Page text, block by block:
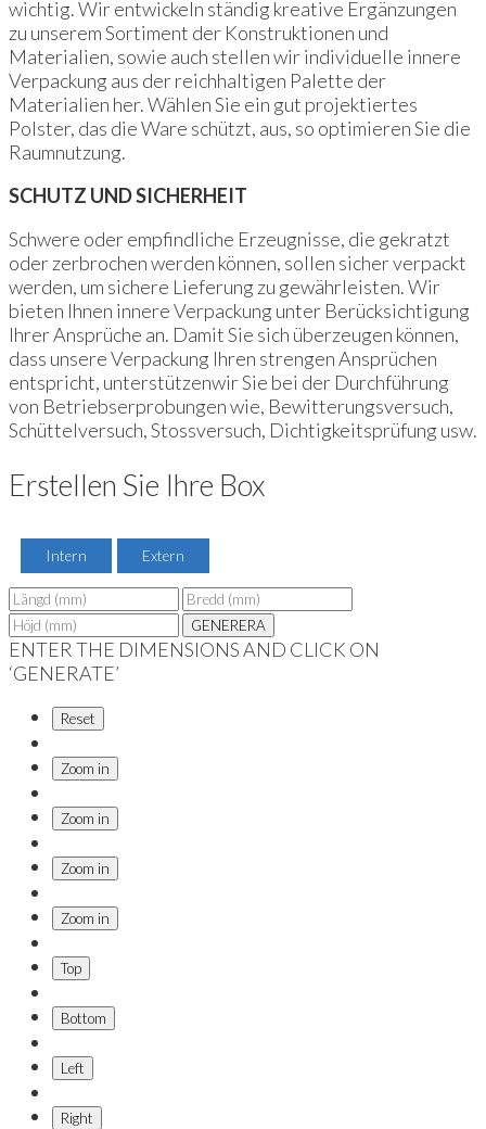
wichtig. Wir entwickeln ständig kreative Ergänzungen
zu unserem Sortiment der Konstruktionen und
Materialien, sowie auch stellen wir individuelle innere
Verpackung aus der reichhaltigen Palette der
Materialien her. Wählen Sie ein gut projektiertes
Polster, das die Ware schützt, aus, so optimieren Sie die
Raumnutzung.
SCHUTZ UND SICHERHEIT
Schwere oder empfindliche Erzeugnisse, die gekratzt
oder zerbrochen werden können, sollen sicher verpackt
werden, um sichere Lieferung zu gewährleisten. Wir
bieten Ihnen innere Verpackung unter Berücksichtigung
Ihrer Ansprüche an. Damit Sie sich überzeugen können,
dass unsere Verpackung Ihren strengen Ansprüchen
entspricht, unterstützenwir Sie bei der Durchführung
von Betriebserprobungen wie, Bewitterungsversuch,
Schüttelversuch, Stossversuch, Dichtigkeitsprüfung usw.
Erstellen Sie Ihre Box
Intern Extern
GENERERA
ENTER THE DIMENSIONS AND CLICK ON
‘GENERATE’
Reset
Zoom in
Zoom in
Zoom in
Zoom in
Top
Bottom
Left
Right